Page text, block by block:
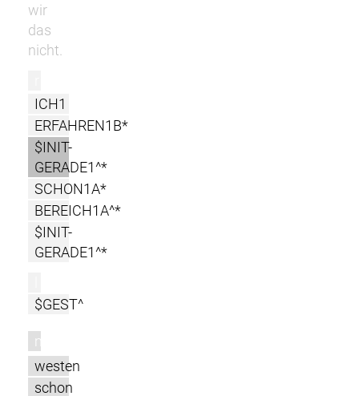
wir
das
nicht.
ICH1
ERFAHREN1B*
$INIT-
GERADE1^*
SCHON1A*
BEREICH1A^*
$INIT-
GERADE1^*
$GEST^
m
westen
schon